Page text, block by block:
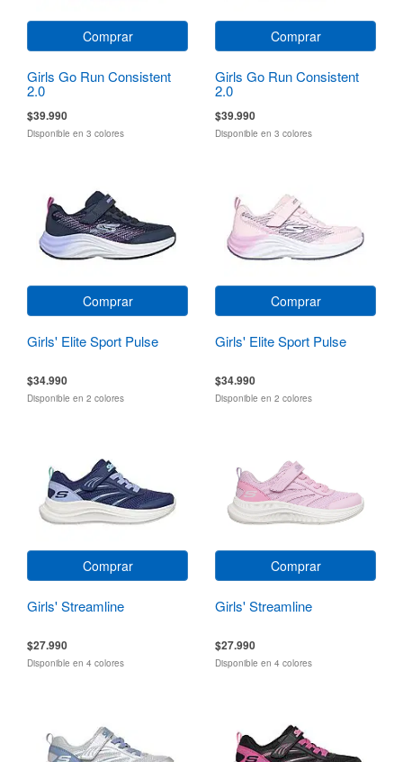
Comprar
Girls Go Run Consistent
2.0
$39.990
Disponible en 3 colores
Comprar
Girls Go Run Consistent
2.0
$39.990
Disponible en 3 colores
Comprar
Girls' Elite Sport Pulse
$34.990
Disponible en 2 colores
Comprar
Girls' Elite Sport Pulse
$34.990
Disponible en 2 colores
Comprar
Girls' Streamline
$27.990
Disponible en 4 colores
Comprar
Girls' Streamline
$27.990
Disponible en 4 colores